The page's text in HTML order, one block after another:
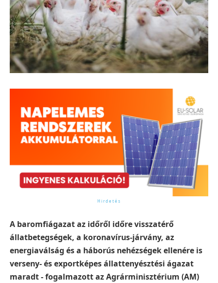
A baromfiágazat az időről időre visszatérő
állatbetegségek, a koronavírus-járvány, az
energiaválság és a háborús nehézségek ellenére is
verseny- és exportképes állattenyésztési ágazat
maradt - fogalmazott az Agrárminisztérium (AM)